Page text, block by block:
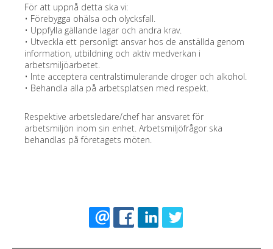
För att uppnå detta ska vi:
• Förebygga ohälsa och olycksfall.
• Uppfylla gällande lagar och andra krav.
• Utveckla ett personligt ansvar hos de anställda genom
information, utbildning och aktiv medverkan i
arbetsmiljöarbetet.
• Inte acceptera centralstimulerande droger och alkohol.
• Behandla alla på arbetsplatsen med respekt.
Respektive arbetsledare/chef har ansvaret för
arbetsmiljön inom sin enhet. Arbetsmiljöfrågor ska
behandlas på företagets möten.